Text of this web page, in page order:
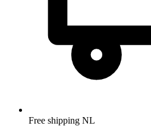
Free shipping NL